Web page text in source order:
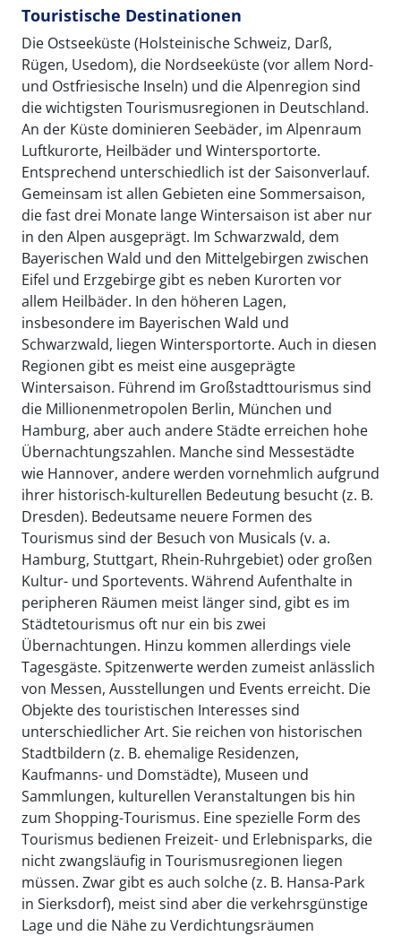
Touristische Destinationen
Die Ostseeküste (Holsteinische Schweiz, Darß,
Rügen, Usedom), die Nordseeküste (vor allem Nord-
und Ostfriesische Inseln) und die Alpenregion sind
die wichtigsten Tourismusregionen in Deutschland.
An der Küste dominieren Seebäder, im Alpenraum
Luftkurorte, Heilbäder und Wintersportorte.
Entsprechend unterschiedlich ist der Saisonverlauf.
Gemeinsam ist allen Gebieten eine Sommersaison,
die fast drei Monate lange Wintersaison ist aber nur
in den Alpen ausgeprägt. Im Schwarzwald, dem
Bayerischen Wald und den Mittelgebirgen zwischen
Eifel und Erzgebirge gibt es neben Kurorten vor
allem Heilbäder. In den höheren Lagen,
insbesondere im Bayerischen Wald und
Schwarzwald, liegen Wintersportorte. Auch in diesen
Regionen gibt es meist eine ausgeprägte
Wintersaison. Führend im Großstadttourismus sind
die Millionenmetropolen Berlin, München und
Hamburg, aber auch andere Städte erreichen hohe
Übernachtungszahlen. Manche sind Messestädte
wie Hannover, andere werden vornehmlich aufgrund
ihrer historisch-kulturellen Bedeutung besucht (z. B.
Dresden). Bedeutsame neuere Formen des
Tourismus sind der Besuch von Musicals (v. a.
Hamburg, Stuttgart, Rhein-Ruhrgebiet) oder großen
Kultur- und Sportevents. Während Aufenthalte in
peripheren Räumen meist länger sind, gibt es im
Städtetourismus oft nur ein bis zwei
Übernachtungen. Hinzu kommen allerdings viele
Tagesgäste. Spitzenwerte werden zumeist anlässlich
von Messen, Ausstellungen und Events erreicht. Die
Objekte des touristischen Interesses sind
unterschiedlicher Art. Sie reichen von historischen
Stadtbildern (z. B. ehemalige Residenzen,
Kaufmanns- und Domstädte), Museen und
Sammlungen, kulturellen Veranstaltungen bis hin
zum Shopping-Tourismus. Eine spezielle Form des
Tourismus bedienen Freizeit- und Erlebnisparks, die
nicht zwangsläufig in Tourismusregionen liegen
müssen. Zwar gibt es auch solche (z. B. Hansa-Park
in Sierksdorf), meist sind aber die verkehrsgünstige
Lage und die Nähe zu Verdichtungsräumen